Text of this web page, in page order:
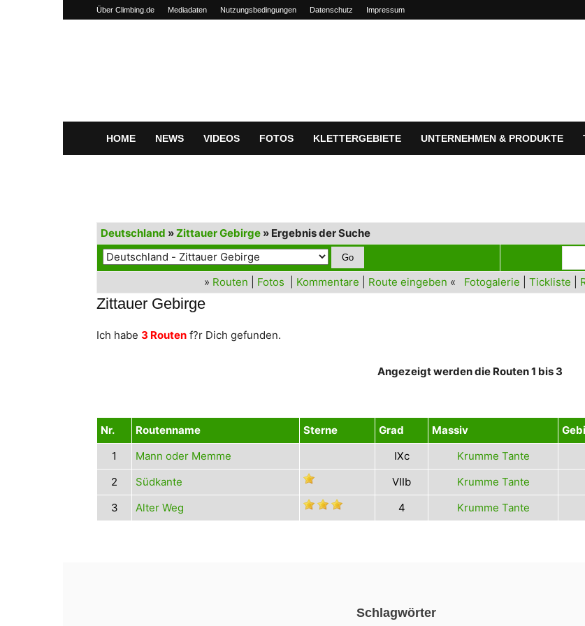
Über Climbing.de Mediadaten Nutzungsbedingungen Datenschutz Impressum
HOME NEWS VIDEOS FOTOS KLETTERGEBIETE UNTERNEHMEN & PRODUKTE
Deutschland »Zittauer Gebirge » Ergebnis der Suche
» Routen Fotos Kommentare Route eingeben « Fotogalerie Tickliste
Zittauer Gebirge
Ich habe 3 Routen f?r Dich gefunden.
Angezeigt werden die Routen 1 bis 3
Nr. Routenname Sterne Grad Massiv
1
Mann oder Memme IXc Krumme Tante
2
Südkante VIIb Krumme Tante
3
Alter Weg 4 Krumme Tante
Schlagwörter